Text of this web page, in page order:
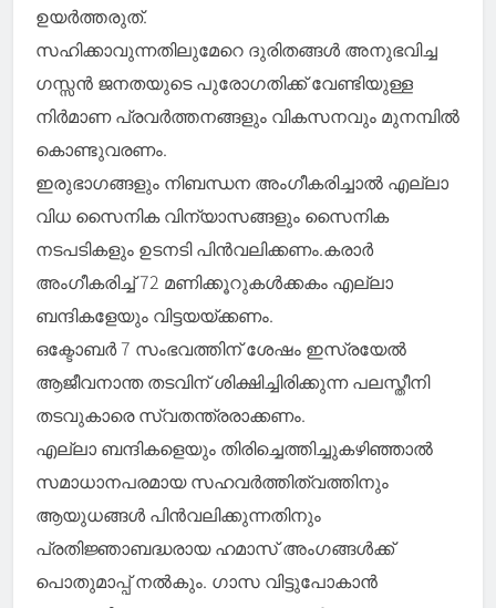
ഉയര്‍ത്തരുത്.
സഹിക്കാവുന്നതിലുമേറെ ദുരിതങ്ങള്‍ അനുഭവിച്ച
ഗസ്സന്‍ ജനതയുടെ പുരോഗതിക്ക് വേണ്ടിയുള്ള
നിര്‍മാണ പ്രവര്‍ത്തനങ്ങളും വികസനവും മുനമ്പില്‍
കൊണ്ടുവരണം.
ഇരുഭാഗങ്ങളും നിബന്ധന അംഗീകരിച്ചാല്‍ എല്ലാ
വിധ സൈനിക വിന്യാസങ്ങളും സൈനിക
നടപടികളും ഉടനടി പിന്‍വലിക്കണം.കരാര്‍
അംഗീകരിച്ച് 72 മണിക്കൂറുകള്‍ക്കകം എല്ലാ
ബന്ദികളേയും വിട്ടയയ്ക്കണം.
ഒക്ടോബര്‍ 7 സംഭവത്തിന് ശേഷം ഇസ്രയേല്‍
ആജീവനാന്ത തടവിന് ശിക്ഷിച്ചിരിക്കുന്ന പലസ്തീനി
തടവുകാരെ സ്വതന്ത്രരാക്കണം.
എല്ലാ ബന്ദികളെയും തിരിച്ചെത്തിച്ചുകഴിഞ്ഞാല്‍
സമാധാനപരമായ സഹവര്‍ത്തിത്വത്തിനും
ആയുധങ്ങള്‍ പിന്‍വലിക്കുന്നതിനും
പ്രതിജ്ഞാബദ്ധരായ ഹമാസ് അംഗങ്ങള്‍ക്ക്
പൊതുമാപ്പ് നല്‍കും. ഗാസ വിട്ടുപോകാന്‍